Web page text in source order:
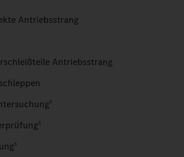
Antriebsstrang
Antriebsstrang
5
5
5